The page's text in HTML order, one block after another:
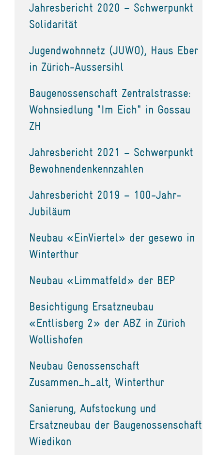
Jahresbericht 2020 – Schwerpunkt
Solidarität
Jugendwohnnetz (JUWO), Haus Eber
in Zürich-Aussersihl
Baugenossenschaft Zentralstrasse:
Wohnsiedlung "Im Eich" in Gossau
ZH
Jahresbericht 2021 – Schwerpunkt
Bewohnendenkennzahlen
Jahresbericht 2019 – 100-Jahr-
Jubiläum
Neubau «EinViertel» der gesewo in
Winterthur
Neubau «Limmatfeld» der BEP
Besichtigung Ersatzneubau
«Entlisberg 2» der ABZ in Zürich
Wollishofen
Neubau Genossenschaft
Zusammen_h_alt, Winterthur
Sanierung, Aufstockung und
Ersatzneubau der Baugenossenschaft
Wiedikon